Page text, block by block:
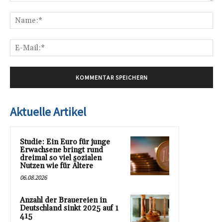
Aktuelle Artikel
Studie: Ein Euro für junge
Erwachsene bringt rund
dreimal so viel sozialen
Nutzen wie für Ältere
06.08.2026
Anzahl der Brauereien in
Deutschland sinkt 2025 auf 1
415